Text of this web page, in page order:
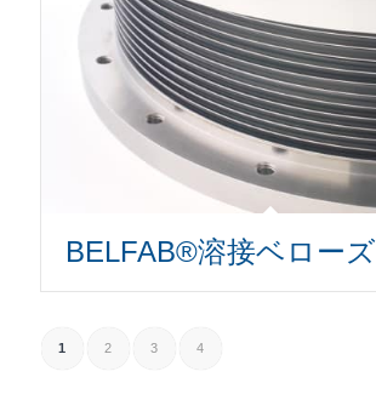
BELFAB®溶接ベローズ
1 2 3 4